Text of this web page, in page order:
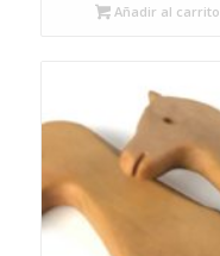
Añadir al carrito